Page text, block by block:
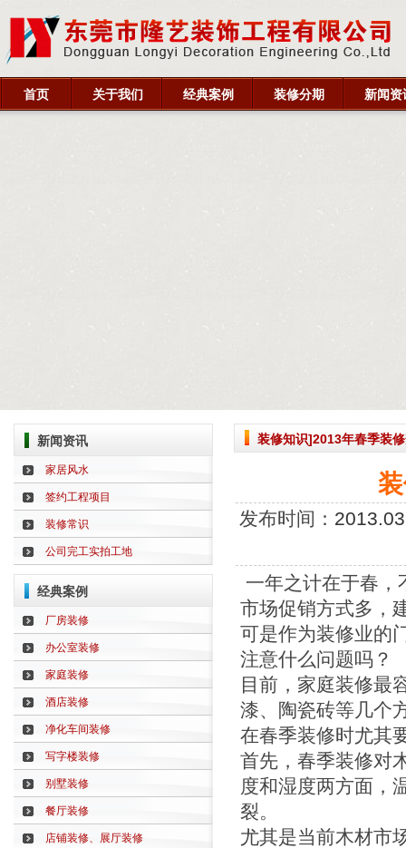
首页 关于我们 经典案例 装修分期 新闻资
新闻资讯
家居风水
签约工程项目
装修常识
公司完工实拍工地
经典案例
厂房装修
办公室装修
家庭装修
酒店装修
净化车间装修
写字楼装修
别墅装修
餐厅装修
店铺装修、展厅装修
装修知识]2013年春季装
发布时间：
一年之计在于春，
市场促销方式多，
可是作为装修业的
注意什么问题吗？
目前，家庭装修最
漆、陶瓷砖等几个
在春季装修时尤其
首先，春季装修对
度和湿度两方面，
裂。
尤其是当前木材市